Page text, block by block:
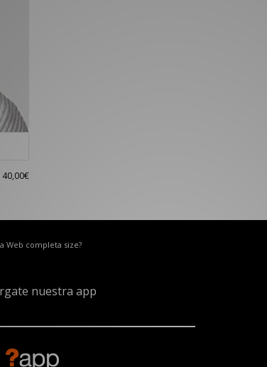
40,00€
Web completa size?
nuestra app